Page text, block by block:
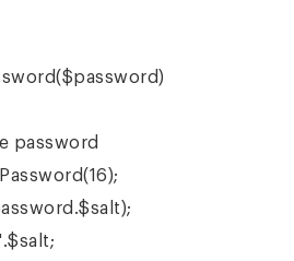
password